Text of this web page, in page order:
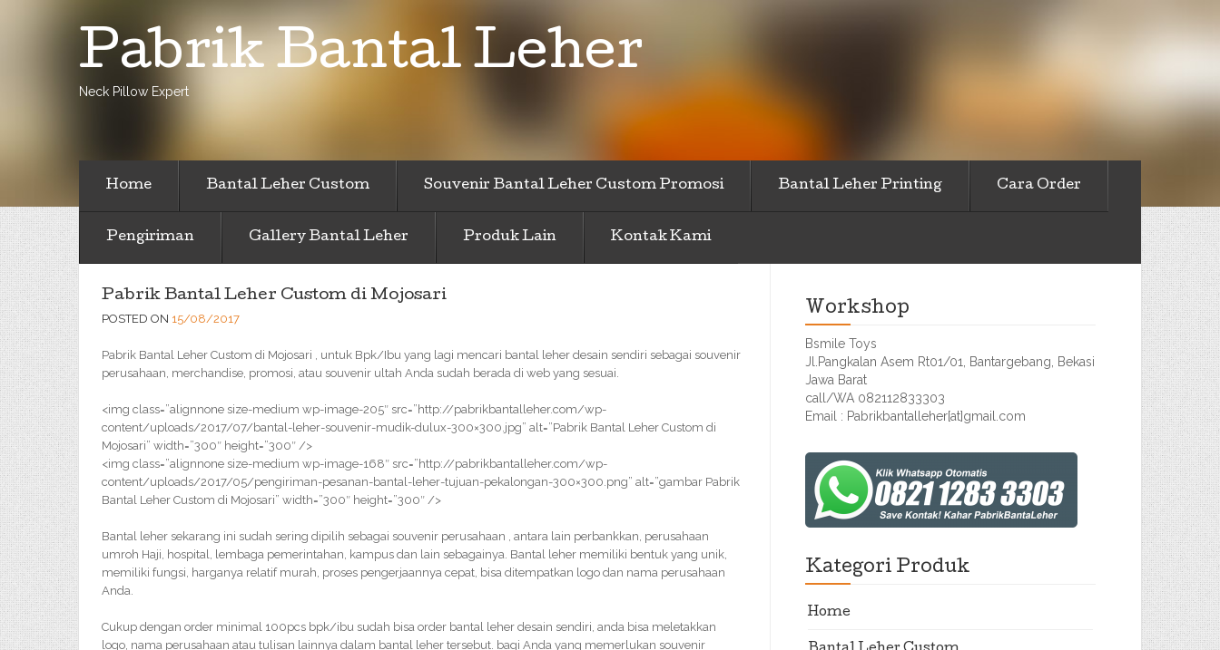
Pabrik Bantal Leher
Neck Pillow Expert
Home Bantal Leher Custom Souvenir Bantal Leher Custom Promosi Bantal Leher Printing Cara Order
Pengiriman Gallery Bantal Leher Produk Lain Kontak Kami
Pabrik Bantal Leher Custom di Mojosari
POSTED ON 15/08/2017
Pabrik Bantal Leher Custom di Mojosari , untuk Bpk/Ibu yang lagi mencari bantal leher desain sendiri sebagai souvenir
perusahaan, merchandise, promosi, atau souvenir ultah Anda sudah berada di web yang sesuai.
<img class=”alignnone size-medium wp-image-205″ src=”http://pabrikbantalleher.com/wp-
content/uploads/2017/07/bantal-leher-souvenir-mudik-dulux-300×300.jpg” alt=”Pabrik Bantal Leher Custom di
Mojosari” width=”300″ height=”300″ />
<img class=”alignnone size-medium wp-image-168″ src=”http://pabrikbantalleher.com/wp-
content/uploads/2017/05/pengiriman-pesanan-bantal-leher-tujuan-pekalongan-300×300.png” alt=”gambar Pabrik
Bantal Leher Custom di Mojosari” width=”300″ height=”300″ />
Bantal leher sekarang ini sudah sering dipilih sebagai souvenir perusahaan , antara lain perbankkan, perusahaan
umroh Haji, hospital, lembaga pemerintahan, kampus dan lain sebagainya. Bantal leher memiliki bentuk yang unik,
memiliki fungsi, harganya relatif murah, proses pengerjaannya cepat, bisa ditempatkan logo dan nama perusahaan
Anda.
Cukup dengan order minimal 100pcs bpk/ibu sudah bisa order bantal leher desain sendiri, anda bisa meletakkan
logo, nama perusahaan atau tulisan lainnya dalam bantal leher tersebut. bagi Anda yang memerlukan souvenir
Workshop
Bsmile Toys
Jl.Pangkalan Asem Rt01/01, Bantargebang, Bekasi
Jawa Barat
call/WA 082112833303
Email : Pabrikbantalleher[at]gmail.com
Kategori Produk
Home